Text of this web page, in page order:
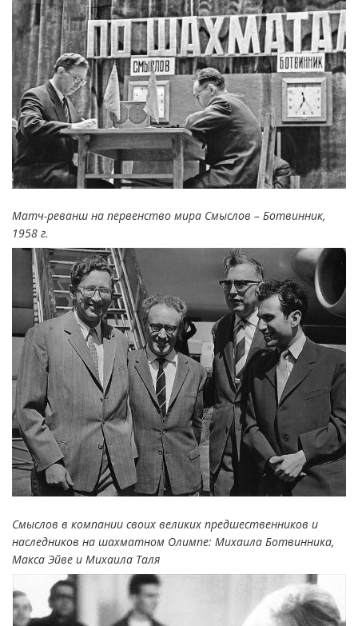
Матч-реванш на первенство мира Смыслов – Ботвинник,
1958 г.
Смыслов в компании своих великих предшественников и
наследников на шахматном Олимпе: Михаила Ботвинника,
Макса Эйве и Михаила Таля